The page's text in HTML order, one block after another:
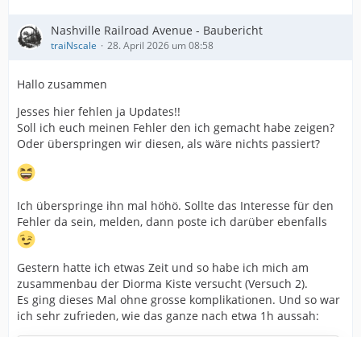
Nashville Railroad Avenue - Baubericht
traiNscale 28. April 2026 um 08:58
Hallo zusammen
Jesses hier fehlen ja Updates!!
Soll ich euch meinen Fehler den ich gemacht habe zeigen?
Oder überspringen wir diesen, als wäre nichts passiert?
Ich überspringe ihn mal höhö. Sollte das Interesse für den
Fehler da sein, melden, dann poste ich darüber ebenfalls
Gestern hatte ich etwas Zeit und so habe ich mich am
zusammenbau der Diorma Kiste versucht (Versuch 2).
Es ging dieses Mal ohne grosse komplikationen. Und so war
ich sehr zufrieden, wie das ganze nach etwa 1h aussah: